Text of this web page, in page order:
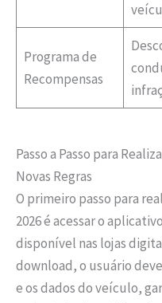
Programa de
Recompensas
Passo a Passo para
Novas Regras
O primeiro passo para
2026 é acessar o
disponível nas lojas
download, o usuário
e os dados do veículo,